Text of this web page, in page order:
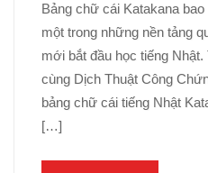
Bảng chữ cái Katakana
một trong những nền tảng
mới bắt đầu học tiếng
cùng Dịch Thuật Công
bảng chữ cái tiếng Nhật
[…]